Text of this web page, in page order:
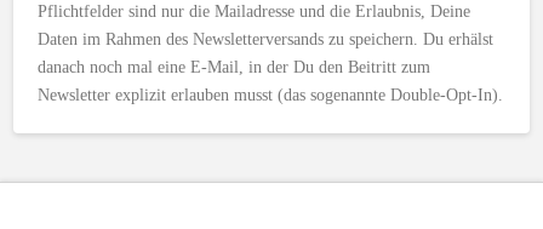
Pflichtfelder sind nur die Mailadresse und die Erlaubnis, Deine
Daten im Rahmen des Newsletterversands zu speichern. Du erhälst
danach noch mal eine E-Mail, in der Du den Beitritt zum
Newsletter explizit erlauben musst (das sogenannte Double-Opt-In).